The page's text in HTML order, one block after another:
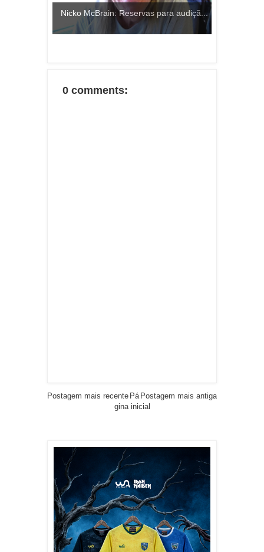
Nicko McBrain: Reservas para audiçã...
0 comments:
Postagem mais recente Postagem mais antiga
Pá
gina inicial